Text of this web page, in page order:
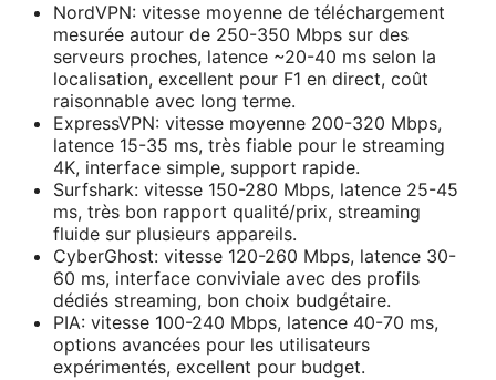
NordVPN: vitesse moyenne de téléchargement
mesurée autour de 250-350 Mbps sur des
serveurs proches, latence ~20-40 ms selon la
localisation, excellent pour F1 en direct, coût
raisonnable avec long terme.
ExpressVPN: vitesse moyenne 200-320 Mbps,
latence 15-35 ms, très fiable pour le streaming
4K, interface simple, support rapide.
Surfshark: vitesse 150-280 Mbps, latence 25-45
ms, très bon rapport qualité/prix, streaming
fluide sur plusieurs appareils.
CyberGhost: vitesse 120-260 Mbps, latence 30-
60 ms, interface conviviale avec des profils
dédiés streaming, bon choix budgétaire.
PIA: vitesse 100-240 Mbps, latence 40-70 ms,
options avancées pour les utilisateurs
expérimentés, excellent pour budget.